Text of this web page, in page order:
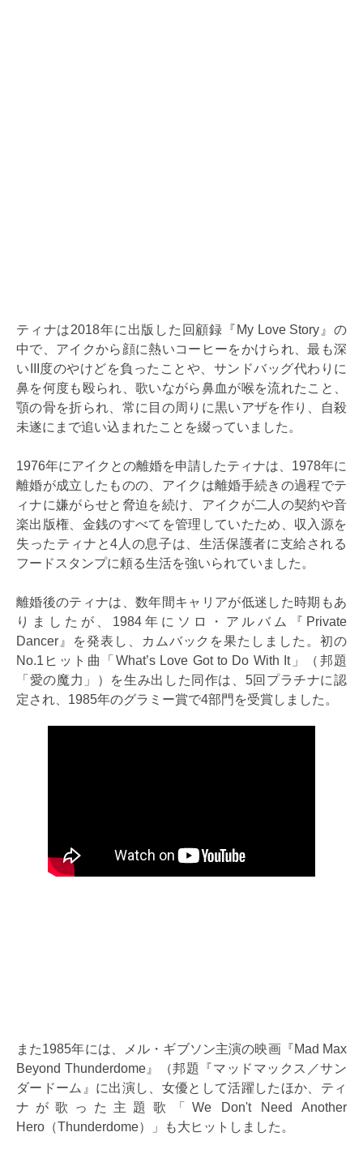
ティナは2018年に出版した回顧録『My Love Story』の
中で、アイクから顔に熱いコーヒーをかけられ、最も深
いIII度のやけどを負ったことや、サンドバッグ代わりに
鼻を何度も殴られ、歌いながら鼻血が喉を流れたこと、
顎の骨を折られ、常に目の周りに黒いアザを作り、自殺
未遂にまで追い込まれたことを綴っていました。
1976年にアイクとの離婚を申請したティナは、1978年に
離婚が成立したものの、アイクは離婚手続きの過程でテ
ィナに嫌がらせと脅迫を続け、アイクが二人の契約や音
楽出版権、金銭のすべてを管理していたため、収入源を
失ったティナと4人の息子は、生活保護者に支給される
フードスタンプに頼る生活を強いられていました。
離婚後のティナは、数年間キャリアが低迷した時期もあ
りましたが、1984年にソロ・アルバム『Private
Dancer』を発表し、カムバックを果たしました。初の
No.1ヒット曲「What’s Love Got to Do With It」（邦題
「愛の魔力」）を生み出した同作は、5回プラチナに認
定され、1985年のグラミー賞で4部門を受賞しました。
また1985年には、メル・ギブソン主演の映画『Mad Max
Beyond Thunderdome』（邦題『マッドマックス／サン
ダードーム』に出演し、女優として活躍したほか、ティ
ナが歌った主題歌「We Don't Need Another
Hero（Thunderdome）」も大ヒットしました。